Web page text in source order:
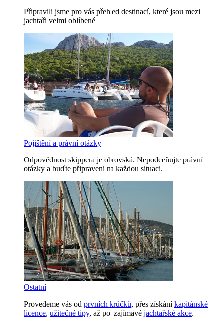
Připravili jsme pro vás přehled destinací, které jsou mezi
jachtaři velmi oblíbené
Pojištění a právní otázky
Odpovědnost skippera je obrovská. Nepodceňujte právní
otázky a buďte připraveni na každou situaci.
Ostatní
Provedeme vás od prvních krůčků, přes získáníkapitánské
licence, užitečné tipy, až po zajímavé jachtařské akce.